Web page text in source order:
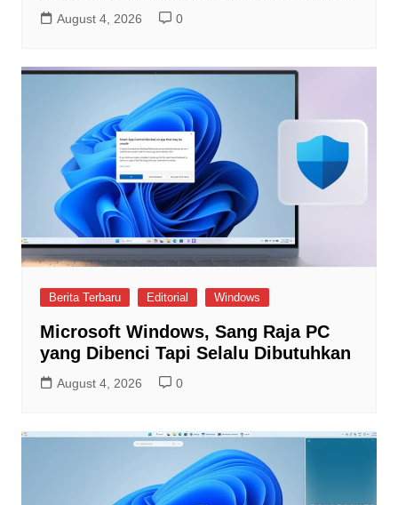
August 4, 2026 0
Berita Terbaru Editorial Windows
Microsoft Windows, Sang Raja PC
yang Dibenci Tapi Selalu Dibutuhkan
August 4, 2026 0